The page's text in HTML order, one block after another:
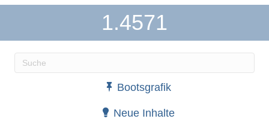
1.4571
Wenn die Ergebnisse der automatischen
Bootsgrafik
Neue Inhalte